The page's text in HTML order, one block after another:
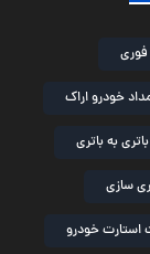
فوری
خودرو اراک
باتری به باتری
سازی
استارت خودرو